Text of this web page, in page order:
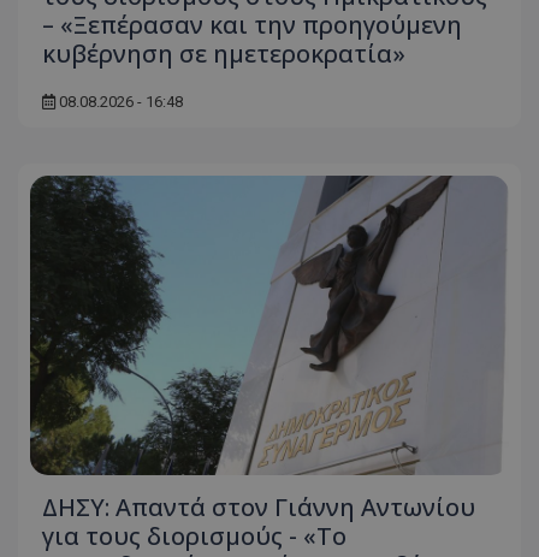
– «Ξεπέρασαν και την προηγούμενη
κυβέρνηση σε ημετεροκρατία»
08.08.2026 - 16:48
ΔΗΣΥ: Απαντά στον Γιάννη Αντωνίου
για τους διορισμούς - «Το
ASP.NET_SessionId
Microsoft Corporation
VISITOR_PRIVACY_METADATA
YouTube
.youtube.com